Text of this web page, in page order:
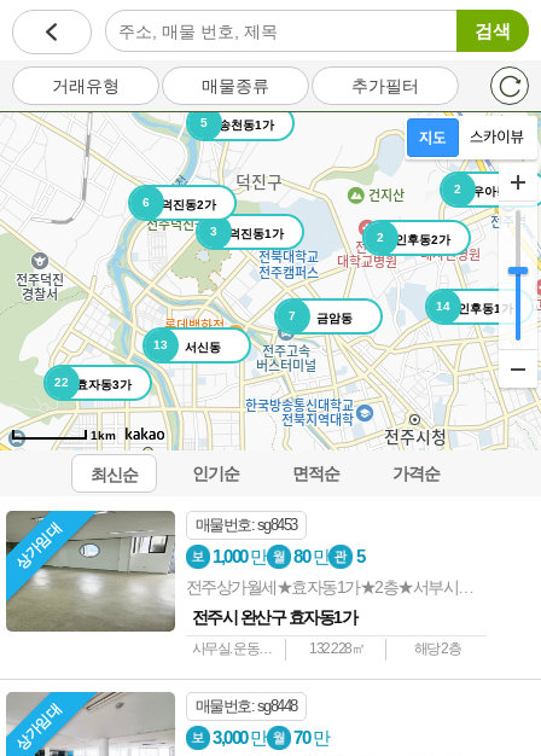
검색
거래유형 매물종류 추가필터
7 금암동
3 덕진동1가
6 덕진동2가
5 송천동1가
2 우아동3가
14 인후동1가
2 인후동2가
13 서신동
22 효자동3가
1km
최신순 인기순 면적순 가격순
상가임대 매물번호: sg8453
1,000만 80만 5
전주시 완산구 효자동1가
사무실. 운동시설.등 132.228㎡ 해당 2층
상가임대 매물번호: sg8448
3,000만 70만
이용약관 개인정보처리방침 이메일무단수집거부
상호명 : 전주사랑방부동산 ┃ 대표자 : 전준길 ┃ 사업자등록번호 : 538-
05-01907 ┃
주소: 전주시 완산구 중화산동2가 735-7 202호 ┃ 등록번호 : 45111-
2023-00001
전화 : 063-227-1117 ┃ 팩스 : 063-224-1118 e-
mail : junkil3216@naver.com
Copyright ⓒ 전주상가사랑 All Rights Reserved.